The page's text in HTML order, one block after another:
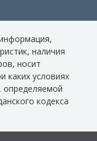
наличия
носит
каких условиях
определяемой
кодекса